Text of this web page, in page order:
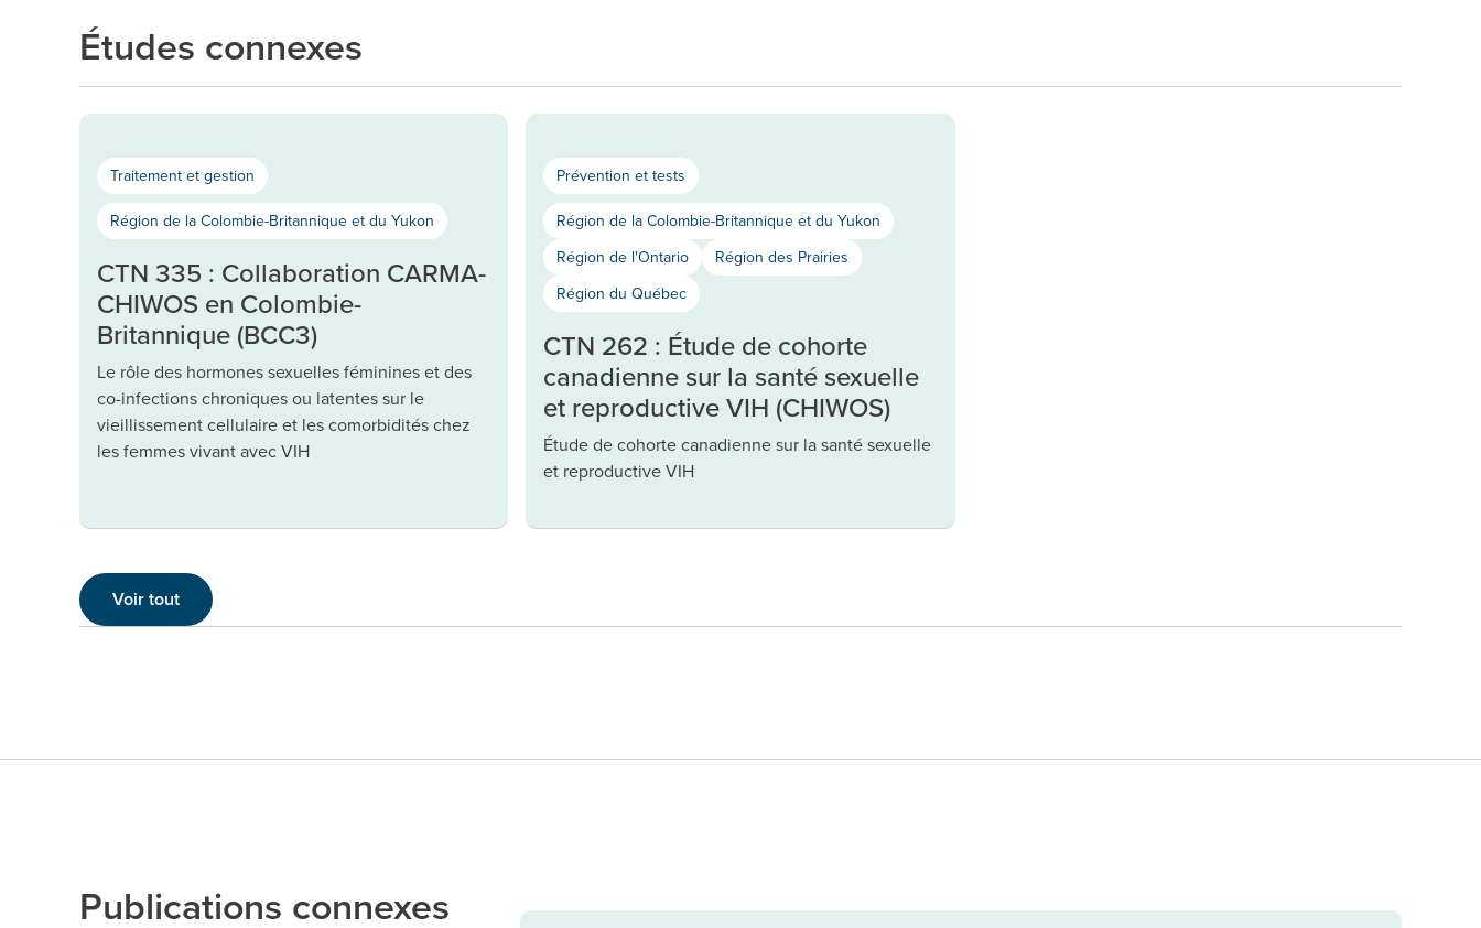
Études connexes
Traitement et gestion
Région de la Colombie-Britannique et du Yukon
CTN 335 : Collaboration CARMA-
CHIWOS en Colombie-
Britannique (BCC3)
Le rôle des hormones sexuelles féminines et des
co-infections chroniques ou latentes sur le
vieillissement cellulaire et les comorbidités chez
les femmes vivant avec VIH
Prévention et tests
Région de la Colombie-Britannique et du Yukon
Région de l'Ontario
Région des Prairies
Région du Québec
CTN 262 : Étude de cohorte
canadienne sur la santé sexuelle
et reproductive VIH (CHIWOS)
Étude de cohorte canadienne sur la santé sexuelle
et reproductive VIH
Voir tout
Publications connexes